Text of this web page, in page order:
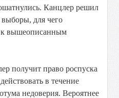
Канцлер решил
для чего
к вышеописанным
получит право роспуска
в течение
недоверия. Вероятнее